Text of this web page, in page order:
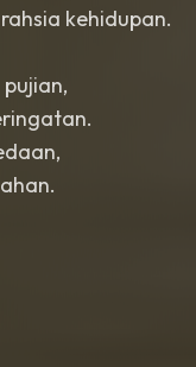
kehidupan.